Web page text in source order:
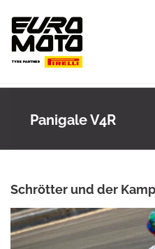
content
Panigale V4R
Schrötter und der
ANKE WIECZOREK